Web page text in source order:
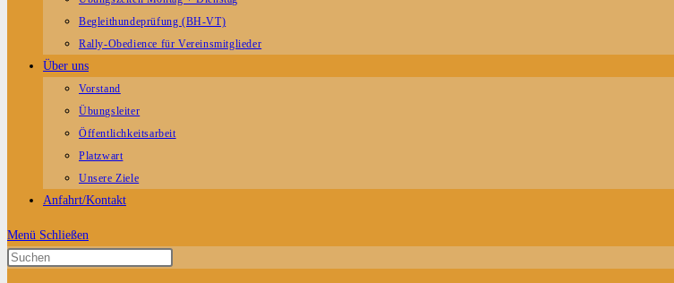
Begleithundeprüfung (BH-VT)
Rally-Obedience für Vereinsmitglieder
Über uns
Vorstand
Übungsleiter
Öffentlichkeitsarbeit
Platzwart
Unsere Ziele
Anfahrt/Kontakt
Menü Schließen